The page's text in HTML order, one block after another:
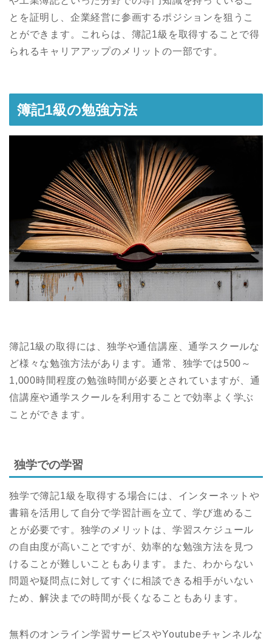
とを証明し、企業経営に参画するポジションを狙うこ
とができます。これらは、簿記1級を取得することで得
られるキャリアアップのメリットの一部です。
簿記1級の勉強方法
簿記1級の取得には、独学や通信講座、通学スクールな
ど様々な勉強方法があります。通常、独学では500～
1,000時間程度の勉強時間が必要とされていますが、通
信講座や通学スクールを利用することで効率よく学ぶ
ことができます。
独学での学習
独学で簿記1級を取得する場合には、インターネットや
書籍を活用して自分で学習計画を立て、学び進めるこ
とが必要です。独学のメリットは、学習スケジュール
の自由度が高いことですが、効率的な勉強方法を見つ
けることが難しいこともあります。また、わからない
問題や疑問点に対してすぐに相談できる相手がいない
ため、解決までの時間が長くなることもあります。
無料のオンライン学習サービスやYoutubeチャンネルな